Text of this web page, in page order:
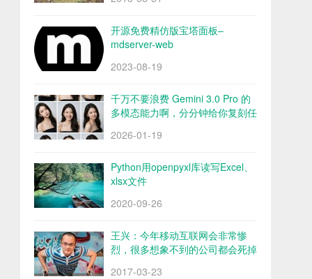
开源免费精仿版宝塔面板–
mdserver-web
2023-08-19
千万不要浪费 Gemini 3.0 Pro 的
多模态能力啊，分分钟给你复刻任
2026-01-19
Python用openpyxl库读写Excel、
xlsx文件
2020-09-26
王兴：今年移动互联网会非常惨
烈，很多想象不到的公司都会死掉
2017-03-23